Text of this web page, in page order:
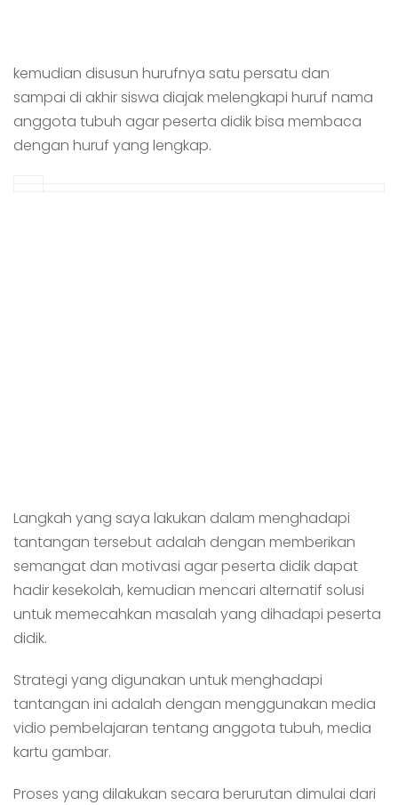
kemudian disusun hurufnya satu persatu dan
sampai di akhir siswa diajak melengkapi huruf nama
anggota tubuh agar peserta didik bisa membaca
dengan huruf yang lengkap.
Langkah yang saya lakukan dalam menghadapi
tantangan tersebut adalah dengan memberikan
semangat dan motivasi agar peserta didik dapat
hadir kesekolah, kemudian mencari alternatif solusi
untuk memecahkan masalah yang dihadapi peserta
didik.
Strategi yang digunakan untuk menghadapi
tantangan ini adalah dengan menggunakan media
vidio pembelajaran tentang anggota tubuh, media
kartu gambar.
Proses yang dilakukan secara berurutan dimulai dari